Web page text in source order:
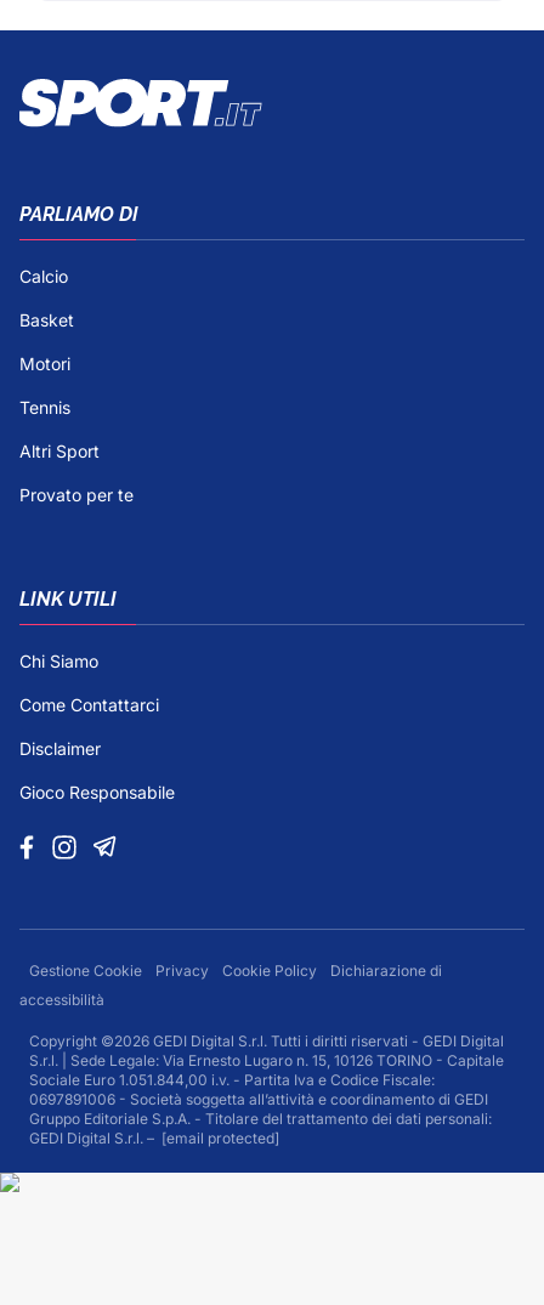
PARLIAMO DI
Calcio
Basket
Motori
Tennis
Altri Sport
Provato per te
LINK UTILI
Chi Siamo
Come Contattarci
Disclaimer
Gioco Responsabile
Gestione Cookie Privacy Cookie Policy
Dichiarazione di
accessibilità
Copyright ©2026 GEDI Digital S.r.l. Tutti i diritti riservati - GEDI Digital
S.r.l. | Sede Legale: Via Ernesto Lugaro n. 15, 10126 TORINO - Capitale
Sociale Euro 1.051.844,00 i.v. - Partita Iva e Codice Fiscale:
0697891006 - Società soggetta all’attività e coordinamento di GEDI
Gruppo Editoriale S.p.A. - Titolare del trattamento dei dati personali:
GEDI Digital S.r.l. – [email protected]